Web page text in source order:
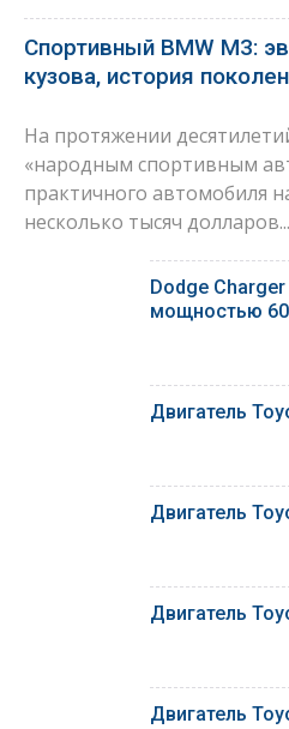
Спортивный BMW M3:
кузова, история
На протяжении
«народным спортивным
практичного автомобиля
несколько тысяч долларов...
Dodge
мощностью
Двигатель
Двигатель
Двигатель
Двигатель